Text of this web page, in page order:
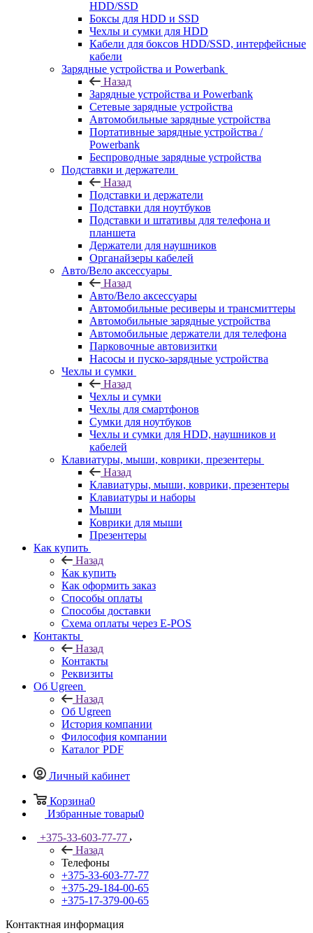
HDD/SSD
Боксы для HDD и SSD
Чехлы и сумки для HDD
Кабели для боксов HDD/SSD, интерфейсные
кабели
Зарядные устройства и Powerbank
Назад
Зарядные устройства и Powerbank
Сетевые зарядные устройства
Автомобильные зарядные устройства
Портативные зарядные устройства /
Powerbank
Беспроводные зарядные устройства
Подставки и держатели
Назад
Подставки и держатели
Подставки для ноутбуков
Подставки и штативы для телефона и
планшета
Держатели для наушников
Органайзеры кабелей
Авто/Вело аксессуары
Назад
Авто/Вело аксессуары
Автомобильные ресиверы и трансмиттеры
Автомобильные зарядные устройства
Автомобильные держатели для телефона
Парковочные автовизитки
Насосы и пуско-зарядные устройства
Чехлы и сумки
Назад
Чехлы и сумки
Чехлы для смартфонов
Сумки для ноутбуков
Чехлы и сумки для HDD, наушников и
кабелей
Клавиатуры, мыши, коврики, презентеры
Назад
Клавиатуры, мыши, коврики, презентеры
Клавиатуры и наборы
Мыши
Коврики для мыши
Презентеры
Как купить
Назад
Как купить
Как оформить заказ
Способы оплаты
Способы доставки
Схема оплаты через E-POS
Контакты
Назад
Контакты
Реквизиты
Об Ugreen
Назад
Об Ugreen
История компании
Философия компании
Каталог PDF
Личный кабинет
Корзина0
Избранные товары0
+375-33-603-77-77
Назад
Телефоны
+375-33-603-77-77
+375-29-184-00-65
+375-17-379-00-65
Контактная информация